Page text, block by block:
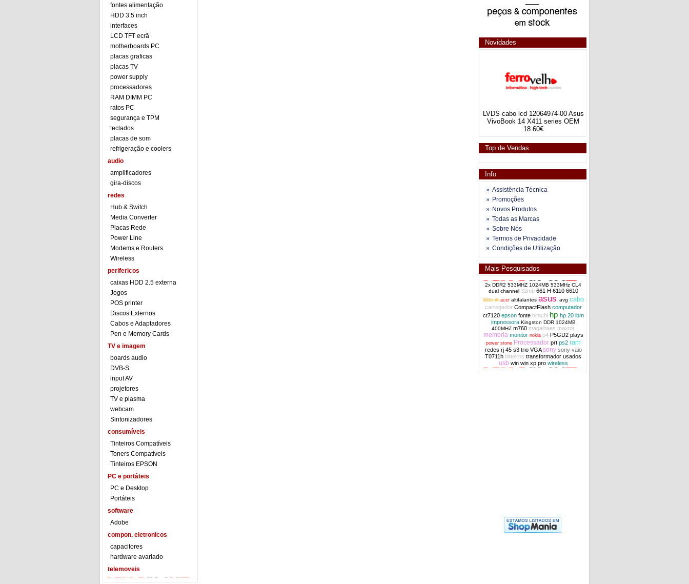
fontes alimentação
HDD 3.5 inch
interfaces
LCD TFT ecrã
motherboards PC
placas graficas
placas TV
power supply
processadores
RAM DIMM PC
ratos PC
segurança e TPM
teclados
placas de som
refrigeração e coolers
audio
amplificadores
gira-discos
redes
Hub & Switch
Media Converter
Placas Rede
Power Line
Modems e Routers
Wireless
perifericos
caixas HDD 2.5 externa
Jogos
POS printer
Discos Externos
Cabos e Adaptadores
Pen e Memory Cards
TV e imagem
boards audio
DVB-S
input AV
projetores
TV e plasma
webcam
Sintonizadores
consumíveis
Tinteiros Compatíveis
Toners Compatíveis
Tinteiros EPSON
PC e portáteis
PC e Desktop
Portáteis
software
Adobe
compon. eletronicos
capacitores
hardware avariado
telemoveis
Novidades
LVDS cabo lcd 12064974-00 Asus
VivoBook 14 X411 series OEM
18.60€
Top de Vendas
Info
Assistência Técnica
Promoções
Novos Produtos
Todas as Marcas
Sobre Nós
Termos de Privacidade
Condições de Utilização
Mais Pesquisados
2x DDR2 533MHZ 1024MB 533MHz CL4
dual channel 32mb 661 H 6110 6610
9800mAh acer altifalantes asus avg cabo
carregador CompactFlash computador
ct7120 epson fonte hitachi hp hp 20 ibm
impressora Kingston DDR 1024MB
400MHZ m760 magalhaes maxtor
memoria monitor nokia p4 P5GD2 plays
power stone Processador prt ps2 ram
redes rj 45 s3 trio VGAsony sony vaio
T0711h tinteiros transformador usados
usb win win xp pro wireless